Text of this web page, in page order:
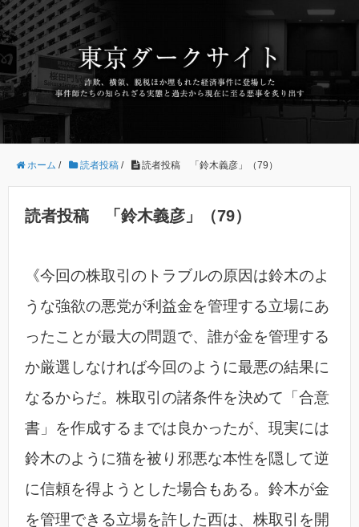
ホーム / 読者投稿 / 読者投稿 「鈴木義彦」（79）
読者投稿 「鈴木義彦」（79）
《今回の株取引のトラブルの原因は鈴木のよ
うな強欲の悪党が利益金を管理する立場にあ
ったことが最大の問題で、誰が金を管理する
か厳選しなければ今回のように最悪の結果に
なるからだ。株取引の諸条件を決めて「合意
書」を作成するまでは良かったが、現実には
鈴木のように猫を被り邪悪な本性を隠して逆
に信頼を得ようとした場合もある。鈴木が金
を管理できる立場を許した西は、株取引を開